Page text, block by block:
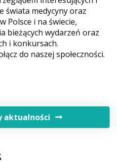
świata medycyny oraz
Polsce i na świecie,
bieżących wydarzeń oraz
i konkursach.
do naszej społeczności.
aktualności